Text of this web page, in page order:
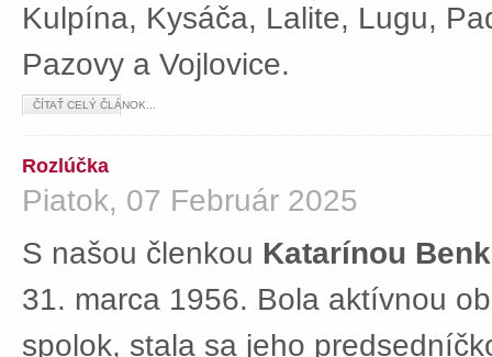
Kulpína, Kysáča, Lalite, Lugu,
Pazovy a Vojlovice.
ČÍTAŤ CELÝ ČLÁNOK...
Rozlúčka
Piatok, 07 Február 2025
S našou členkou Katarínou
31. marca 1956. Bola aktívnou
spolok, stala sa jeho